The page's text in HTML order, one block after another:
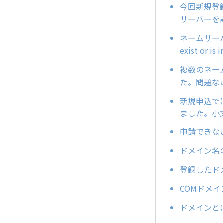
今回新規
サーバーを
ネームサ
exist or is
複数のネー
た。問題
新規申込で
ました。
申請できな
ドメイン
登録したド
COMドメ
ドメインと